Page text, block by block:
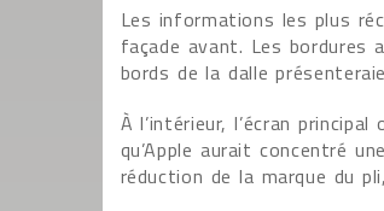
Les informations les plus
façade avant. Les bordures
bords de la dalle
À l’intérieur, l’écran
qu’Apple aurait concentré
réduction de la marque du